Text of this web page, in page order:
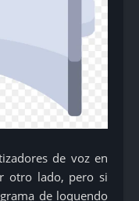
de voz en
otro lado, pero si
de loquendo